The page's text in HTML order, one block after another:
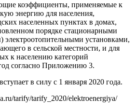
коэффициенты, применяемые к
энергию для населения,
населенных пунктах в домах,
порядке стационарными
электроотопительными установками,
в сельской местности, и для
к населению категорий
согласно Приложению 3.
в силу с 1 января 2020 года.
tarify/tarify_2020/elektroenergiya/